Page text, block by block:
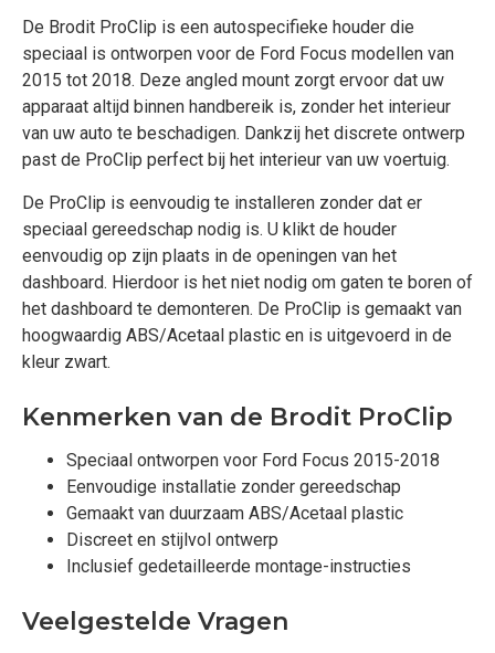
De Brodit ProClip is een autospecifieke houder die
speciaal is ontworpen voor de Ford Focus modellen van
2015 tot 2018. Deze angled mount zorgt ervoor dat uw
apparaat altijd binnen handbereik is, zonder het interieur
van uw auto te beschadigen. Dankzij het discrete ontwerp
past de ProClip perfect bij het interieur van uw voertuig.
De ProClip is eenvoudig te installeren zonder dat er
speciaal gereedschap nodig is. U klikt de houder
eenvoudig op zijn plaats in de openingen van het
dashboard. Hierdoor is het niet nodig om gaten te boren of
het dashboard te demonteren. De ProClip is gemaakt van
hoogwaardig ABS/Acetaal plastic en is uitgevoerd in de
kleur zwart.
Kenmerken van de Brodit ProClip
Speciaal ontworpen voor Ford Focus 2015-2018
Eenvoudige installatie zonder gereedschap
Gemaakt van duurzaam ABS/Acetaal plastic
Discreet en stijlvol ontwerp
Inclusief gedetailleerde montage-instructies
Veelgestelde Vragen